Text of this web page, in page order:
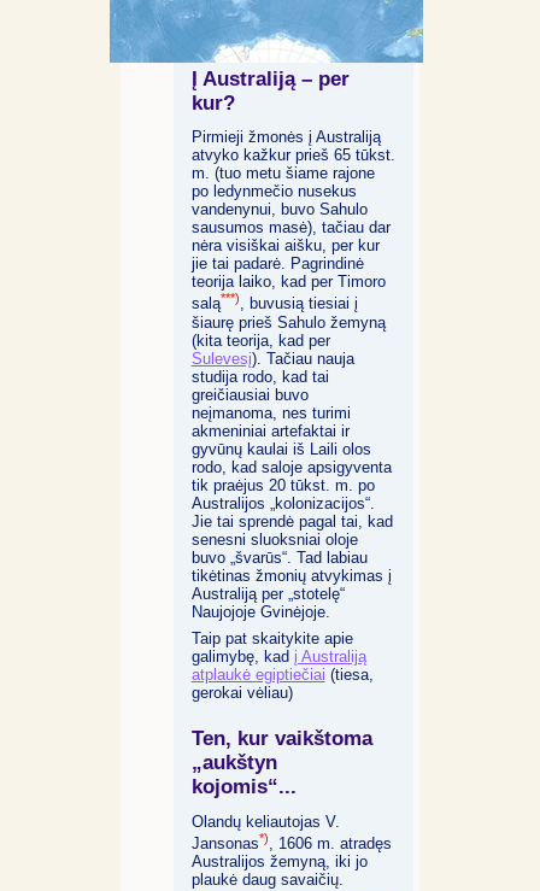
Į Australiją – per
kur?
Pirmieji žmonės į Australiją
atvyko kažkur prieš 65 tūkst.
m. (tuo metu šiame rajone
po ledynmečio nusekus
vandenynui, buvo Sahulo
sausumos masė), tačiau dar
nėra visiškai aišku, per kur
jie tai padarė. Pagrindinė
teorija laiko, kad per Timoro
salą***), buvusią tiesiai į
šiaurę prieš Sahulo žemyną
(kita teorija, kad per
Sulevesį). Tačiau nauja
studija rodo, kad tai
greičiausiai buvo
neįmanoma, nes turimi
akmeniniai artefaktai ir
gyvūnų kaulai iš Laili olos
rodo, kad saloje apsigyventa
tik praėjus 20 tūkst. m. po
Australijos „kolonizacijos“.
Jie tai sprendė pagal tai, kad
senesni sluoksniai oloje
buvo „švarūs“. Tad labiau
tikėtinas žmonių atvykimas į
Australiją per „stotelę“
Naujojoje Gvinėjoje.
Taip pat skaitykite apie
galimybę, kad į Australiją
atplaukė egiptiečiai (tiesa,
gerokai vėliau)
Ten, kur vaikštoma
„aukštyn
kojomis“...
Olandų keliautojas V.
Jansonas*), 1606 m. atradęs
Australijos žemyną, iki jo
plaukė daug savaičių.